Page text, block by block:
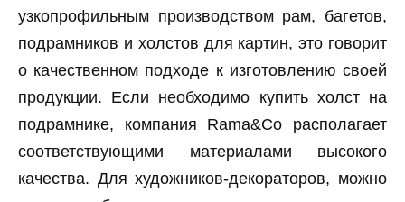
узкопрофильным производством рам, багетов,
подрамников и холстов для картин, это говорит
о качественном подходе к изготовлению своей
продукции. Если необходимо купить холст на
подрамнике, компания Rama&Co располагает
соответствующими материалами высокого
качества. Для художников-декораторов, можно